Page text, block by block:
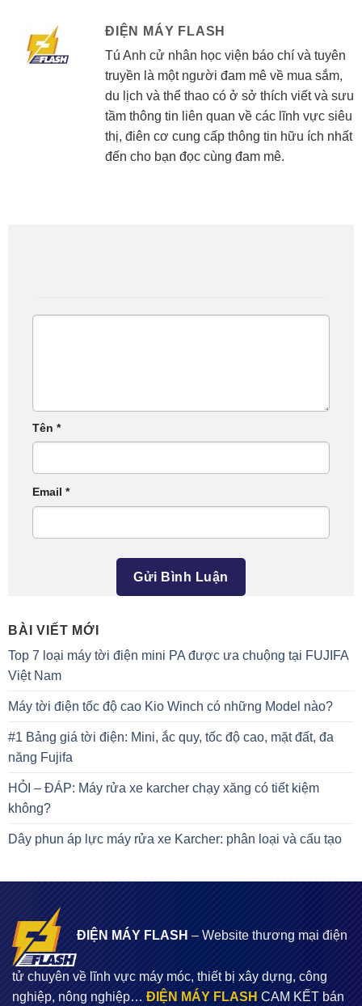
ĐIỆN MÁY FLASH
Tú Anh cử nhân học viện báo chí và tuyên
truyền là một người đam mê về mua sắm,
du lịch và thể thao có ở sở thích viết và sưu
tầm thông tin liên quan về các lĩnh vực siêu
thị, điên cơ cung cấp thông tin hữu ích nhất
đến cho bạn đọc cùng đam mê.
Tên *
Email *
BÀI VIẾT MỚI
Top 7 loại máy tời điện mini PA được ưa chuộng tại FUJIFA
Việt Nam
Máy tời điện tốc độ cao Kio Winch có những Model nào?
#1 Bảng giá tời điện: Mini, ắc quy, tốc độ cao, mặt đất, đa
năng Fujifa
HỎI – ĐÁP: Máy rửa xe karcher chạy xăng có tiết kiệm
không?
Dây phun áp lực máy rửa xe Karcher: phân loại và cấu tạo
ĐIỆN MÁY FLASH – Website thương mại điện
tử chuyên về lĩnh vực máy móc, thiết bị xây dựng, công
nghiệp, nông nghiệp… ĐIỆN MÁY FLASH CAM KẾT bán